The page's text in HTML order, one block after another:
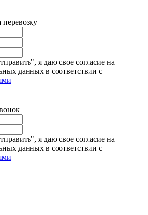
перевозку
я даю свое согласие на
данных в соответствии с
я даю свое согласие на
данных в соответствии с